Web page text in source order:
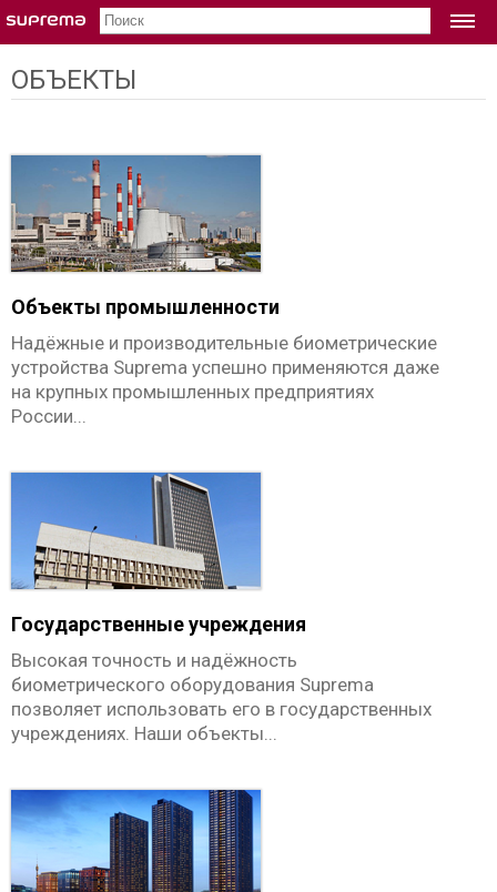
RFID считыватели
XPass D2
Xpass 2
XPass Q2
Биометрическое оборудование
BioStation 2a
BioStation 3
FaceStation F2
BioEntry W2
BioLite N2
CoreStation
Аксессуары
OM-120
Thermal Camera
КАТАЛОГ ПО
APACS
Мобильные решения
Поддерживаемое ПО
ОБЪЕКТЫ
ОБЪЕКТЫ
Объекты промышленности
Надёжные и производительные биометрические
устройства Suprema успешно применяются даже
на крупных промышленных предприятиях
России...
Государственные учреждения
Высокая точность и надёжность
биометрического оборудования Suprema
позволяет использовать его в государственных
учреждениях. Наши объекты...